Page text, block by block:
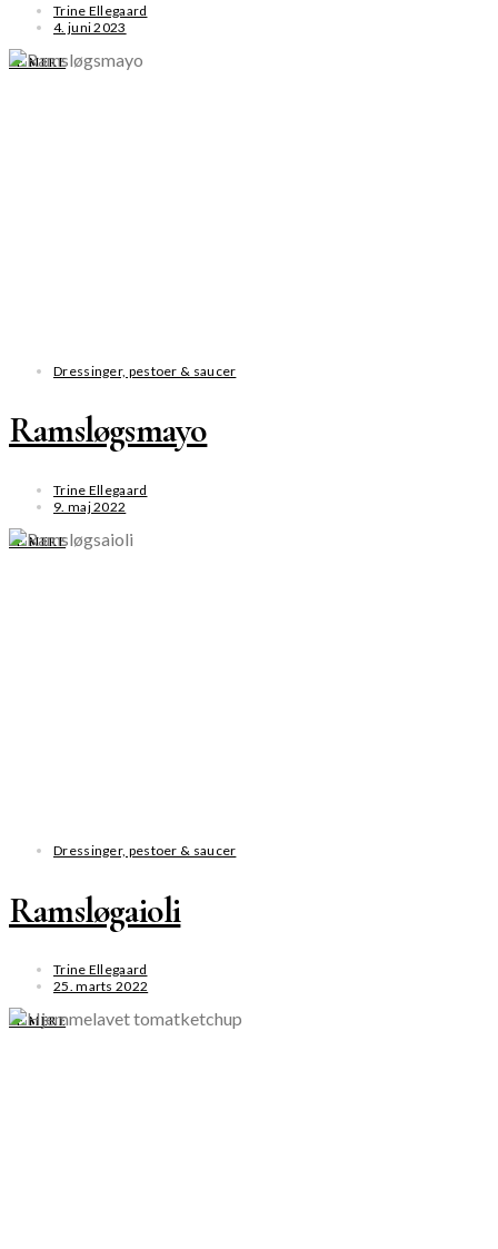
Trine Ellegaard
4. juni 2023
SE MERE
Dressinger, pestoer & saucer
Ramsløgsmayo
Trine Ellegaard
9. maj 2022
SE MERE
Dressinger, pestoer & saucer
Ramsløgaioli
Trine Ellegaard
25. marts 2022
SE MERE